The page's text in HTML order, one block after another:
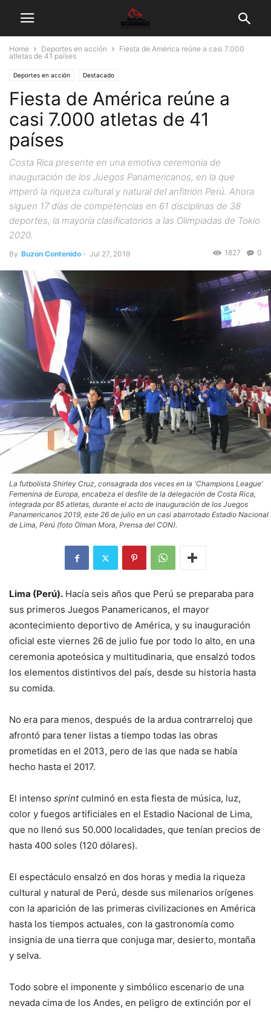
Home Deportes en acción
Fiesta de América reúne a casi 7.000
atletas de 41 países
Deportes en acción Destacado
Fiesta de América reúne a
casi 7.000 atletas de 41
países
Costa Rica presente en una emotiva ceremonia de
inauguración de los Juegos Panamericanos, en la que
imperó la riqueza cultural y natural del anfitrión Perú. Ahora
siguen 17 días de competencias en 61 disciplinas de 38
deportes, la mayoría clasificatorios a las Olimpiadas de Tokio
2020.
By Buzon Contenido - Jul 27, 2019 0
1827
La futbolista Shirley Cruz, consagrada dos veces en la 'Champions League'
Femenina de Europa, encabeza el desfile de la delegación de Costa Rica,
integrada por 85 atletas, durante el acto de inauguración de los Juegos
Panamericanos 2019, este 26 de julio en un casi abarrotado Estadio Nacional
de Lima, Perú (foto Olman Mora, Prensa del CON).
Lima (Perú). Hacía seis años que Perú se preparaba para
sus primeros Juegos Panamericanos, el mayor
acontecimiento deportivo de América, y su inauguración
oficial este viernes 26 de julio fue por todo lo alto, en una
ceremonia apoteósica y multitudinaria, que ensalzó todos
los elementos distintivos del país, desde su historia hasta
su comida.
No era para menos, después de la ardua contrarreloj que
afrontó para tener listas a tiempo todas las obras
prometidas en el 2013, pero de las que nada se había
hecho hasta el 2017.
El intenso sprintculminó en esta fiesta de música, luz,
color y fuegos artificiales en el Estadio Nacional de Lima,
que no llenó sus 50.000 localidades, que tenían precios de
hasta 400 soles (120 dólares).
El espectáculo ensalzó en dos horas y media la riqueza
cultural y natural de Perú, desde sus milenarios orígenes
con la aparición de las primeras civilizaciones en América
hasta los tiempos actuales, con la gastronomía como
insignia de una tierra que conjuga mar, desierto, montaña
y selva.
Todo sobre el imponente y simbólico escenario de una
nevada cima de los Andes, en peligro de extinción por el